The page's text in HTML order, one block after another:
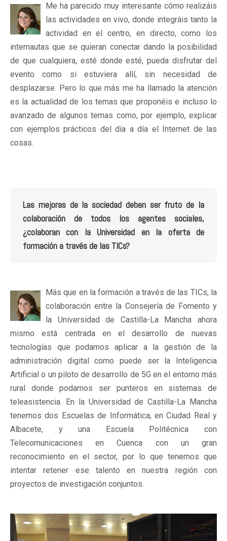
Me ha parecido muy interesante cómo realizáis
las actividades en vivo, donde integráis tanto la
actividad en el centro, en directo, como los
internautas que se quieran conectar dando la posibilidad
de que cualquiera, esté donde esté, pueda disfrutar del
evento como si estuviera allí, sin necesidad de
desplazarse. Pero lo que más me ha llamado la atención
es la actualidad de los temas que proponéis e incluso lo
avanzado de algunos temas como, por ejemplo, explicar
con ejemplos prácticos del día a día el Internet de las
cosas.
Las mejoras de la sociedad deben ser fruto de la
colaboración de todos los agentes sociales,
¿colaboran con la Universidad en la oferta de
formación a través de las TICs?
Más que en la formación a través de las TICs, la
colaboración entre la Consejería de Fomento y
la Universidad de Castilla-La Mancha ahora
mismo está centrada en el desarrollo de nuevas
tecnologías que podamos aplicar a la gestión de la
administración digital como puede ser la Inteligencia
Artificial o un piloto de desarrollo de 5G en el entorno más
rural donde podamos ser punteros en sistemas de
teleasistencia. En la Universidad de Castilla-La Mancha
tenemos dos Escuelas de Informática, en Ciudad Real y
Albacete, y una Escuela Politécnica con
Telecomunicaciones en Cuenca con un gran
reconocimiento en el sector, por lo que tenemos que
intentar retener ese talento en nuestra región con
proyectos de investigación conjuntos.